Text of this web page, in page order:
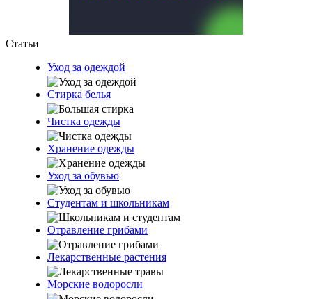
Статьи
Уход за одеждой
Стирка белья
Чистка одежды
Хранение одежды
Уход за обувью
Студентам и школьникам
Отравление грибами
Лекарственные растения
Морские водоросли